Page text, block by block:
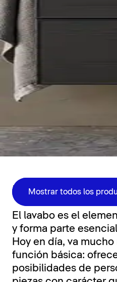
Mostrar todos los
Funcionalidad
El lavabo es el
y forma parte
Hoy en día, va mucho
función básica:
posibilidades de